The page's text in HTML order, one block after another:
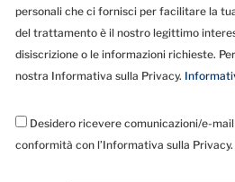
personali che ci fornisci per facilitare la
del trattamento è il nostro legittimo
disiscrizione o le informazioni richieste.
nostra Informativa sulla Privacy.
Desidero ricevere comunicazioni/e-
conformità con l’Informativa sulla Privacy.